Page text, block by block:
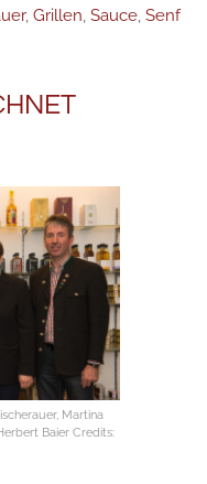
, Grillen, Sauce, Senf
Martina
Baier Credits: